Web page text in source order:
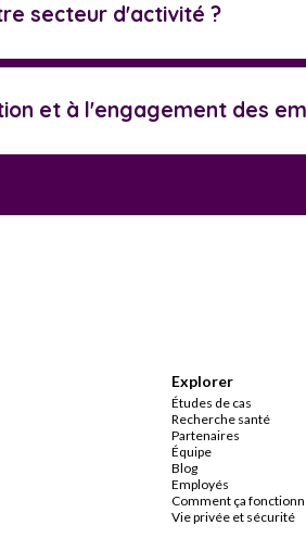
secteur d'activité ?
et à l'engagement des
Explorer
Études de cas
Recherche santé
Partenaires
Équipe
Blog
Employés
Comment ça
Vie privée et sécurité